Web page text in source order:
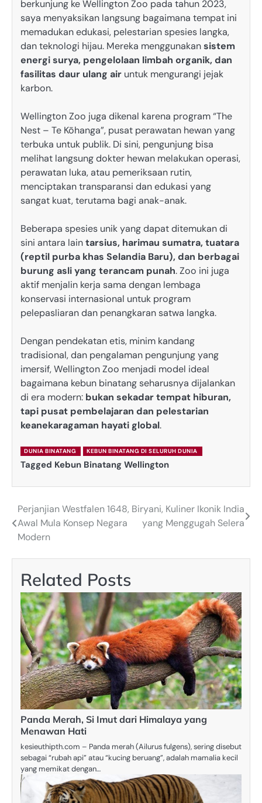
berkunjung ke Wellington Zoo pada tahun 2023,
saya menyaksikan langsung bagaimana tempat ini
memadukan edukasi, pelestarian spesies langka,
dan teknologi hijau. Mereka menggunakansistem
energi surya, pengelolaan limbah organik, dan
fasilitas daur ulang air untuk mengurangi jejak
karbon.
Wellington Zoo juga dikenal karena program “The
Nest – Te Kōhanga”, pusat perawatan hewan yang
terbuka untuk publik. Di sini, pengunjung bisa
melihat langsung dokter hewan melakukan operasi,
perawatan luka, atau pemeriksaan rutin,
menciptakan transparansi dan edukasi yang
sangat kuat, terutama bagi anak-anak.
Beberapa spesies unik yang dapat ditemukan di
sini antara laintarsius, harimau sumatra, tuatara
(reptil purba khas Selandia Baru), dan berbagai
burung asli yang terancam punah. Zoo ini juga
aktif menjalin kerja sama dengan lembaga
konservasi internasional untuk program
pelepasliaran dan penangkaran satwa langka.
Dengan pendekatan etis, minim kandang
tradisional, dan pengalaman pengunjung yang
imersif, Wellington Zoo menjadi model ideal
bagaimana kebun binatang seharusnya dijalankan
di era modern: bukan sekadar tempat hiburan,
tapi pusat pembelajaran dan pelestarian
keanekaragaman hayati global.
DUNIA BINATANG KEBUN BINATANG DI SELURUH DUNIA
Tagged Kebun Binatang Wellington
Post
navigation
Perjanjian Westfalen 1648,
Awal Mula Konsep Negara
Modern
Biryani, Kuliner Ikonik India
yang Menggugah Selera
Related Posts
Panda Merah, Si Imut dari Himalaya yang
Menawan Hati
kesieuthipth.com – Panda merah (Ailurus fulgens), sering disebut
sebagai “rubah api” atau “kucing beruang”, adalah mamalia kecil
yang memikat dengan…